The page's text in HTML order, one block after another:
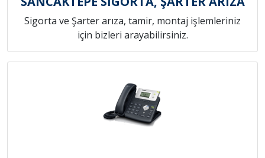
Sigorta ve Şarter arıza, tamir, montaj işlemleriniz
için bizleri arayabilirsiniz.